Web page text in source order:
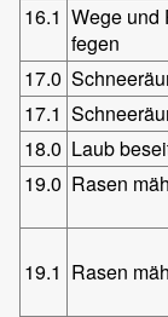
16.1 Wege und
fegen
17.0
17.1
18.0 Laub
19.0 Rasen
19.1 Rasen